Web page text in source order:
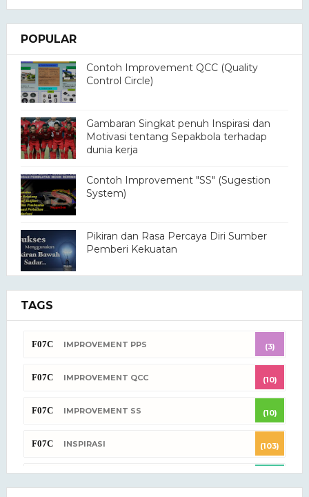
POPULAR
Contoh Improvement QCC (Quality
Control Circle)
Gambaran Singkat penuh Inspirasi dan
Motivasi tentang Sepakbola terhadap
dunia kerja
Contoh Improvement "SS" (Sugestion
System)
Pikiran dan Rasa Percaya Diri Sumber
Pemberi Kekuatan
Inspirasi dan Motivasi Filosofi Pohon
Contoh Improvement "SS" (Sugestion
Melakukan Sesuatu
Fenomena Dilematis Latar Pendidikan Vs
Pengalaman Kerja Terkait Dunia Usaha -
Sharring Motivasi dan Inspirasi
TAGS
IMPROVEMENT PPS (3)
IMPROVEMENT QCC (10)
IMPROVEMENT SS (10)
INSPIRASI (103)